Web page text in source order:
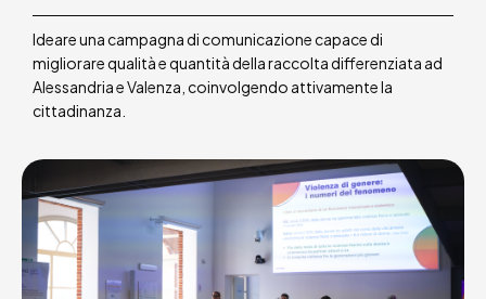
Ideare una campagna di comunicazione capace di
migliorare qualità e quantità della raccolta differenziata ad
Alessandria e Valenza, coinvolgendo attivamente la
cittadinanza.